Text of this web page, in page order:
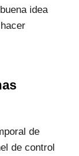
idea
de
de control